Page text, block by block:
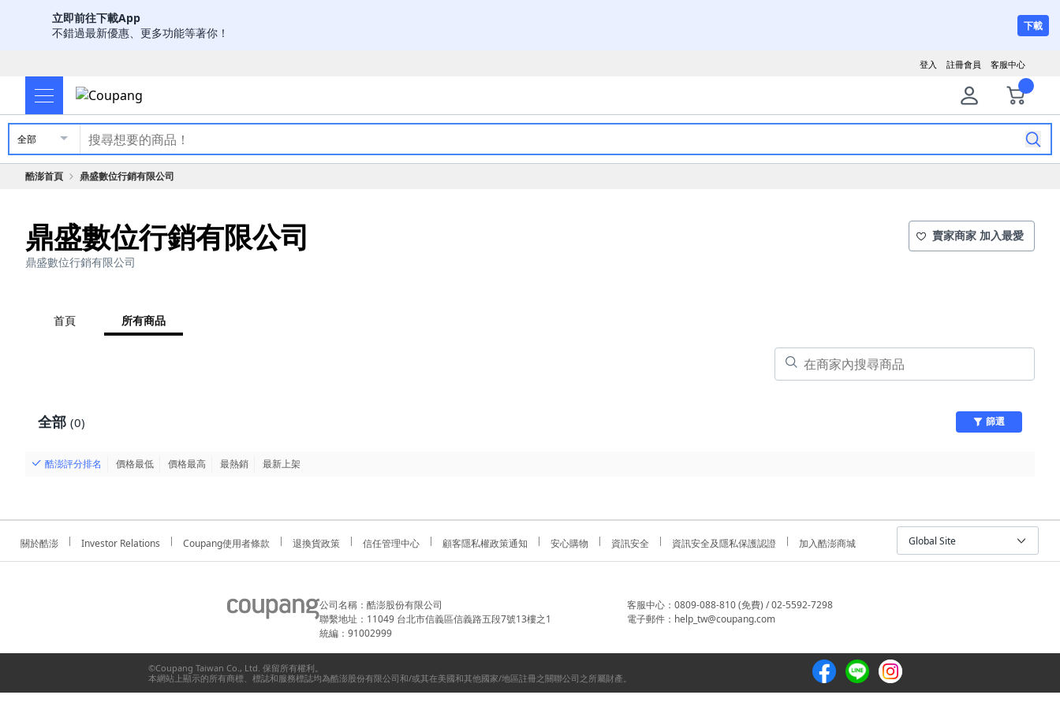
立即前往下載App
不錯過最新優惠、更多功能等著你！
下載
客服中心
註冊會員
登入
全部
酷澎首頁 鼎盛數位行銷有限公司
鼎盛數位行銷有限公司
鼎盛數位行銷有限公司
賣家商家 加入最愛
首頁 所有商品
全部 (0) 篩選
酷澎評分排名 價格最低 價格最高 最熱銷 最新上架
關於酷澎 Investor Relations Coupang使用者條款 退換貨政策 信任管理中心 顧客隱私權政策通知 安心購物 資訊安全 資訊安全及隱私保護認證 加入酷澎商城 Global Site
公司名稱：酷澎股份有限公司
聯繫地址：11049 台北市信義區信義路五段7號13樓之1
統編：91002999
客服中心：0809-088-810 (免費) / 02-5592-7298
電子郵件：help_tw@coupang.com
©Coupang Taiwan Co., Ltd. 保留所有權利。
本網站上顯示的所有商標、標誌和服務標誌均為酷澎股份有限公司和/或其在美國和其他國家/地區註冊之關聯公司之所屬財產。